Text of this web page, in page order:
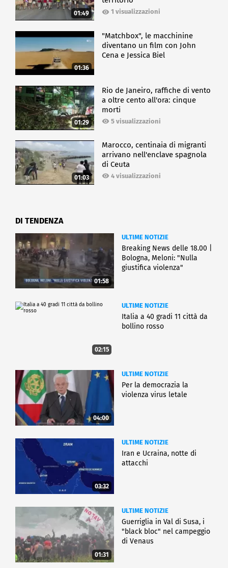
01:49 1 visualizzazioni
01:36
"Matchbox", le macchinine
diventano un film con John
Cena e Jessica Biel
01:29
Rio de Janeiro, raffiche di vento
a oltre cento all'ora: cinque
morti
5 visualizzazioni
01:03
Marocco, centinaia di migranti
arrivano nell'enclave spagnola
di Ceuta
4 visualizzazioni
DI TENDENZA
01:58
ULTIME NOTIZIE
Breaking News delle 18.00 |
Bologna, Meloni: "Nulla
giustifica violenza"
02:15
ULTIME NOTIZIE
Italia a 40 gradi 11 città da
bollino rosso
04:00
ULTIME NOTIZIE
Per la democrazia la
violenza virus letale
03:32
ULTIME NOTIZIE
Iran e Ucraina, notte di
attacchi
01:31
ULTIME NOTIZIE
Guerriglia in Val di Susa, i
"black bloc" nel campeggio
di Venaus